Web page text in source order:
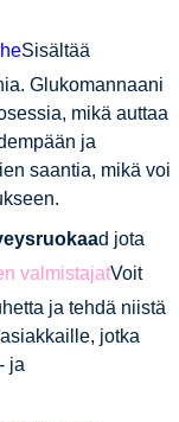
Sisältää
Glukomannaani
mikä auttaa
ja
saantia, mikä voi
d jota
valmistajatVoit
ja tehdä niistä
jotka
ja